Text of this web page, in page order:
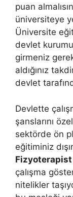
puan
üniversiteye
Üniversite
devlet
girmeniz
aldığınız
devlet
Devlette
şanslarını
sektörde ön
eğitiminiz
Fizyoterapist
çalışma
nitelikler